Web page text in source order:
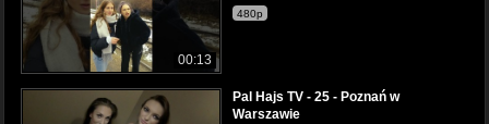
00:13
480p
Pal Hajs TV - 25 - Poznań w
Warszawie